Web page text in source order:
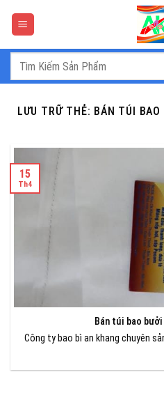
Tìm
LƯU TRỮ THẺ: BÁN TÚI
Bán túi bao
Công ty bao bì an khang chuyên
15
Th4